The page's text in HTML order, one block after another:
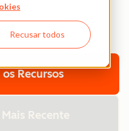
Recusar todos
Filtre por tópico ou
o que precisa.
Recursos
Recente